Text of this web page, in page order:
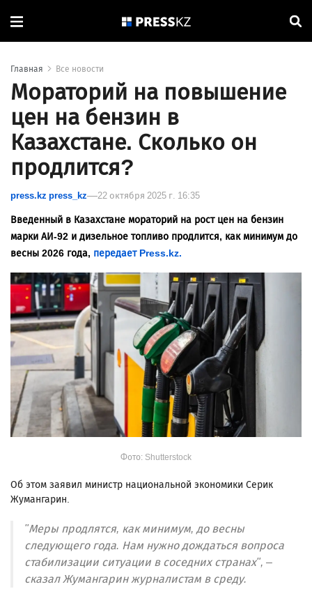
Главная Все новости
Мораторий на повышение
цен на бензин в
Казахстане. Сколько он
продлится?
press.kz press_kz 22 октября 2025 г. 16:35
Введенный в Казахстане мораторий на рост цен на бензин
марки АИ-92 и дизельное топливо продлится, как минимум до
весны 2026 года, передает Press.kz.
Фото: Shutterstock
Об этом заявил министр национальной экономики Серик
Жумангарин.
"Меры продлятся, как минимум, до весны
следующего года. Нам нужно дождаться вопроса
стабилизации ситуации в соседних странах", –
сказал Жумангарин журналистам в среду.